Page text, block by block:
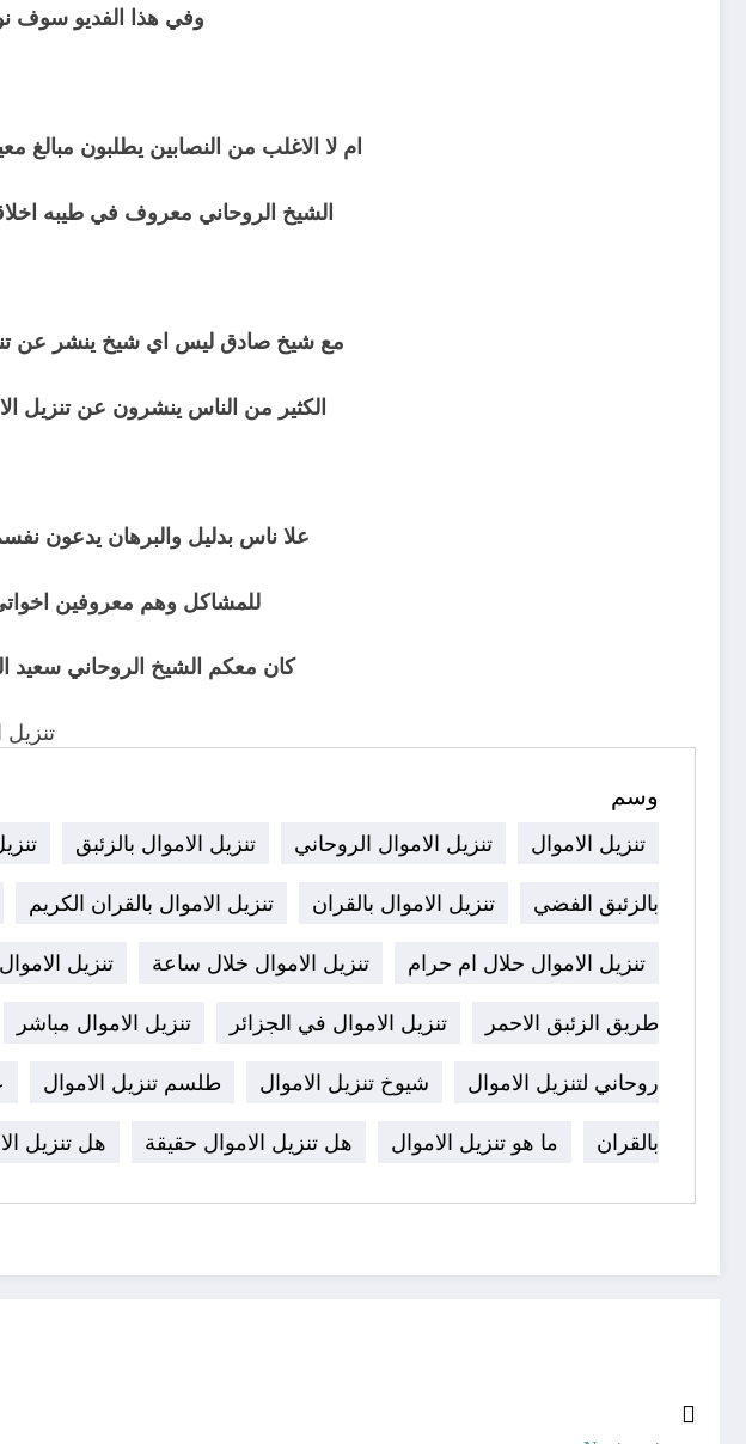
وفي هذا الفديو سوف
ام لا الاغلب من النصابين يطلبون
الشيخ الروحاني معروف في طيبه
مع شيخ صادق ليس اي شيخ ينشر عن
الكثير من الناس ينشرون عن تنزيل
علا ناس بدليل والبرهان يدعون
للمشاكل وهم معروفين
كان معكم الشيخ الروحاني سعيد
وسم
تنزيل الاموال تنزيل الاموال الروحاني تنزيل الاموال بالزئبق
بالزئبق الفضي تنزيل الاموال بالقران تنزيل الاموال بالقران الكريم
تنزيل الاموال حلال ام حرام تنزيل الاموال خلال ساعة تنزيل
طريق الزئبق الاحمر تنزيل الاموال في الجزائر تنزيل الاموال مباشر
روحاني لتنزيل الاموال شيوخ تنزيل الاموال طلسم تنزيل الاموال
بالقران ما هو تنزيل الاموال هل تنزيل الاموال حقيقة هل تنزيل